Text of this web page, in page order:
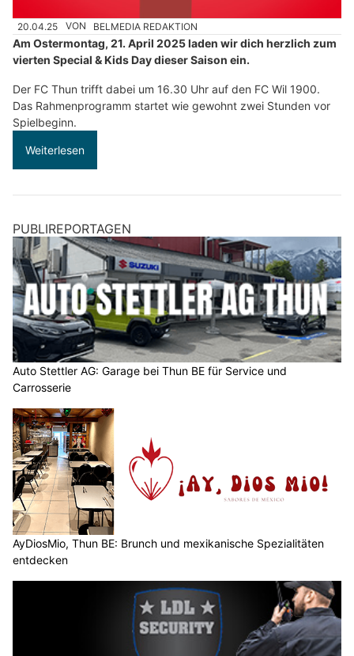
20.04.25 VON BELMEDIA REDAKTION
Am Ostermontag, 21. April 2025 laden wir dich herzlich zum
vierten Special & Kids Day dieser Saison ein.
Der FC Thun trifft dabei um 16.30 Uhr auf den FC Wil 1900.
Das Rahmenprogramm startet wie gewohnt zwei Stunden vor
Spielbeginn.
Weiterlesen
PUBLIREPORTAGEN
Auto Stettler AG: Garage bei Thun BE für Service und
Carrosserie
AyDiosMio, Thun BE: Brunch und mexikanische Spezialitäten
entdecken